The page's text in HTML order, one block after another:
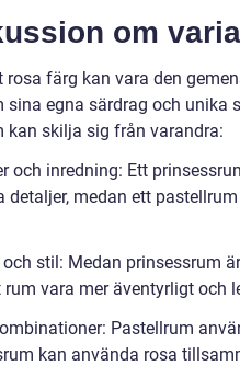
om
rosa färg kan vara den
sina egna särdrag och unika
kan skilja sig från varandra:
och inredning: Ett
detaljer, medan ett
stil: Medan prinsessrum
vara mer äventyrligt och
Pastellrum
kan använda rosa